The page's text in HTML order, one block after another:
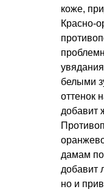
коже,
Красно-
белыми
оттенок
добавит
дамам
добавит
но и